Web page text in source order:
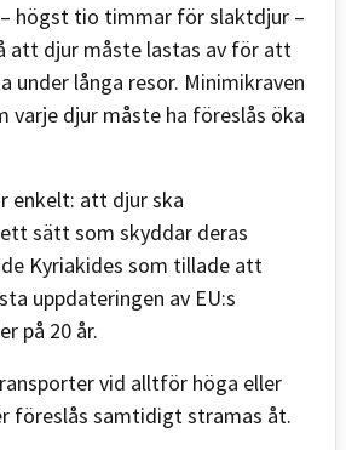
högst tio timmar för slaktdjur –
att djur måste lastas av för att
under långa resor. Minimikraven
varje djur måste ha föreslås öka
enkelt: att djur ska
sätt som skyddar deras
Kyriakides som tillade att
uppdateringen av EU:s
på 20 år.
vid alltför höga eller
föreslås samtidigt stramas åt.